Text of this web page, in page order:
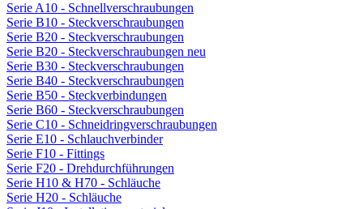
Serie A10 - Schnellverschraubungen
Serie B10 - Steckverschraubungen
Serie B20 - Steckverschraubungen
Serie B20 - Steckverschraubungen neu
Serie B30 - Steckverschraubungen
Serie B40 - Steckverschraubungen
Serie B50 - Steckverbindungen
Serie B60 - Steckverschraubungen
Serie C10 - Schneidringverschraubungen
Serie E10 - Schlauchverbinder
Serie F10 - Fittings
Serie F20 - Drehdurchführungen
Serie H10 & H70 - Schläuche
Serie H20 - Schläuche